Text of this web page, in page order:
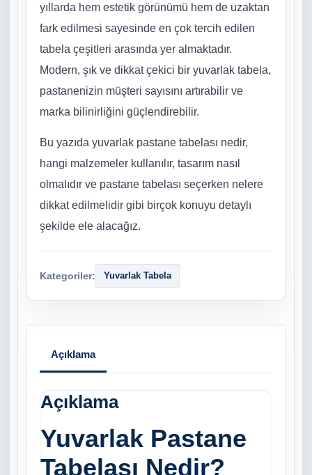
yıllarda hem estetik görünümü hem de uzaktan
fark edilmesi sayesinde en çok tercih edilen
tabela çeşitleri arasında yer almaktadır.
Modern, şık ve dikkat çekici bir yuvarlak tabela,
pastanenizin müşteri sayısını artırabilir ve
marka bilinirliğini güçlendirebilir.
Bu yazıda yuvarlak pastane tabelası nedir,
hangi malzemeler kullanılır, tasarım nasıl
olmalıdır ve pastane tabelası seçerken nelere
dikkat edilmelidir gibi birçok konuyu detaylı
şekilde ele alacağız.
Kategoriler: Yuvarlak Tabela
Açıklama
Açıklama
Yuvarlak Pastane
Tabelası Nedir?